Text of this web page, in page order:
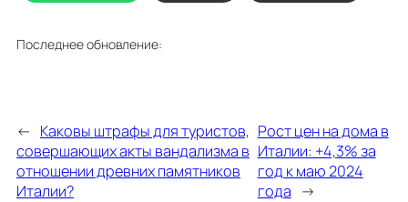
Последнее обновление:
← Каковы штрафы для туристов,
совершающих акты вандализма в
отношении древних памятников
Италии?
Рост цен на дома в
Италии: +4,3% за
год к маю 2024
года →